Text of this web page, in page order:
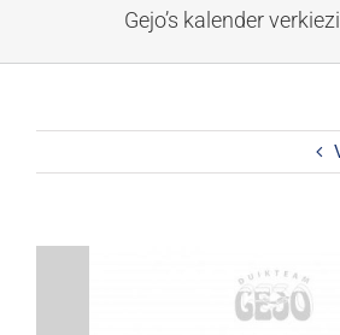
Gejo’s kalender